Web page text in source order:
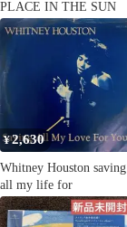
PLACE IN THE SUN
¥2,630
Whitney Houston saving
all my life for